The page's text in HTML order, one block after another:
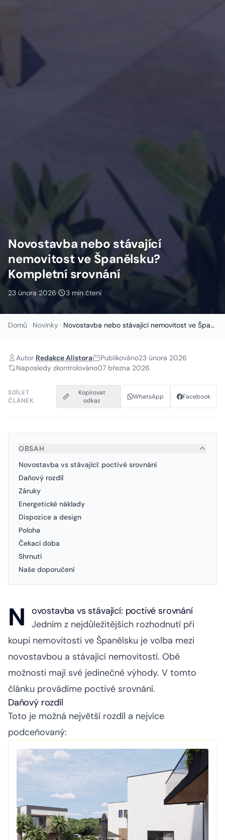
Novostavba nebo stávající
nemovitost ve Španělsku?
Kompletní srovnání
23 února 2026· 3 min čtení
Domů Novinky Novostavba nebo stávající nemovitost ve Španělsku?...
Autor Redakce Alistora Publikováno23 února 2026
Naposledy zkontrolováno07 března 2026
SDÍLET
ČLÁNEK
Kopírovat
odkaz
WhatsApp Facebook
OBSAH
Novostavba vs stávající: poctivé srovnání
Daňový rozdíl
Záruky
Energetické náklady
Dispozice a design
Poloha
Čekací doba
Shrnutí
Naše doporučení
N
ovostavba vs stávající: poctivé srovnání
Jedním z nejdůležitějších rozhodnutí při
koupi nemovitosti ve Španělsku je volba mezi
novostavbou a stávající nemovitostí. Obě
možnosti mají své jedinečné výhody. V tomto
článku provádíme poctivé srovnání.
Daňový rozdíl
Toto je možná největší rozdíl a nejvíce
podceňovaný: